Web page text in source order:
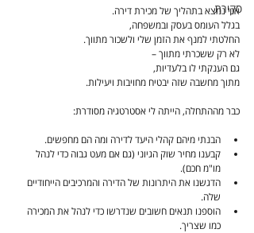
סקירת
אני נמצא בתהליך של מכירת דירה.
בגלל העומס בעסק ובמשפחה,
החלטתי למנף את הזמן שלי ולשכור מתווך.
לא רק ששכרתי מתווך –
גם הענקתי לו בלעדיות,
מתוך מחשבה שזה יבטיח מחויבות ויעילות.
כבר מההתחלה, הייתה לי אסטרטגיה מסודרת:
הבנתי מיהם קהלי היעד לדירה ומה הם מחפשים.
קבענו מחיר שוק הגיוני (גם אם מעט גבוה כדי לנהל
מו"מ חכם).
הדגשנו את היתרונות של הדירה והמרכיבים הייחודיים
שלה.
הוספנו תנאים חשובים שנדרשו כדי לנהל את המכירה
כמו שצריך.